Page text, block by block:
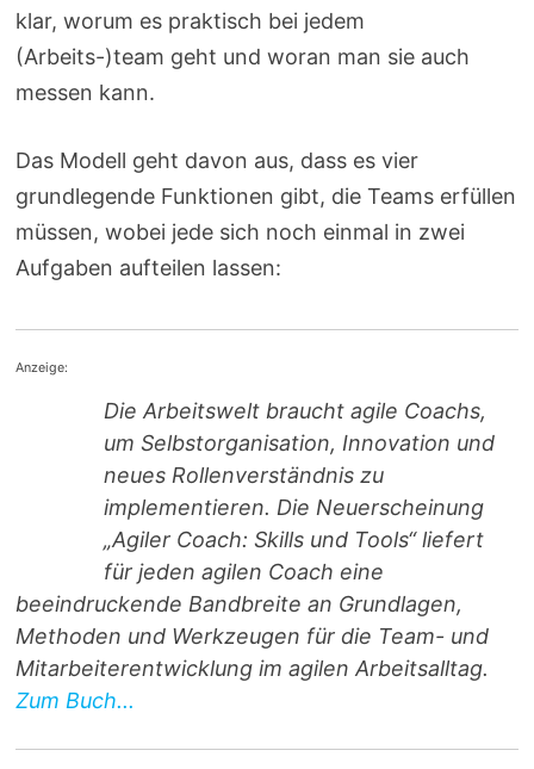
klar, worum es praktisch bei jedem
(Arbeits-)team geht und woran man sie auch
messen kann.
Das Modell geht davon aus, dass es vier
grundlegende Funktionen gibt, die Teams erfüllen
müssen, wobei jede sich noch einmal in zwei
Aufgaben aufteilen lassen:
Anzeige:
Die Arbeitswelt braucht agile Coachs,
um Selbstorganisation, Innovation und
neues Rollenverständnis zu
implementieren. Die Neuerscheinung
„Agiler Coach: Skills und Tools“ liefert
für jeden agilen Coach eine
beeindruckende Bandbreite an Grundlagen,
Methoden und Werkzeugen für die Team- und
Mitarbeiterentwicklung im agilen Arbeitsalltag.
Zum Buch...